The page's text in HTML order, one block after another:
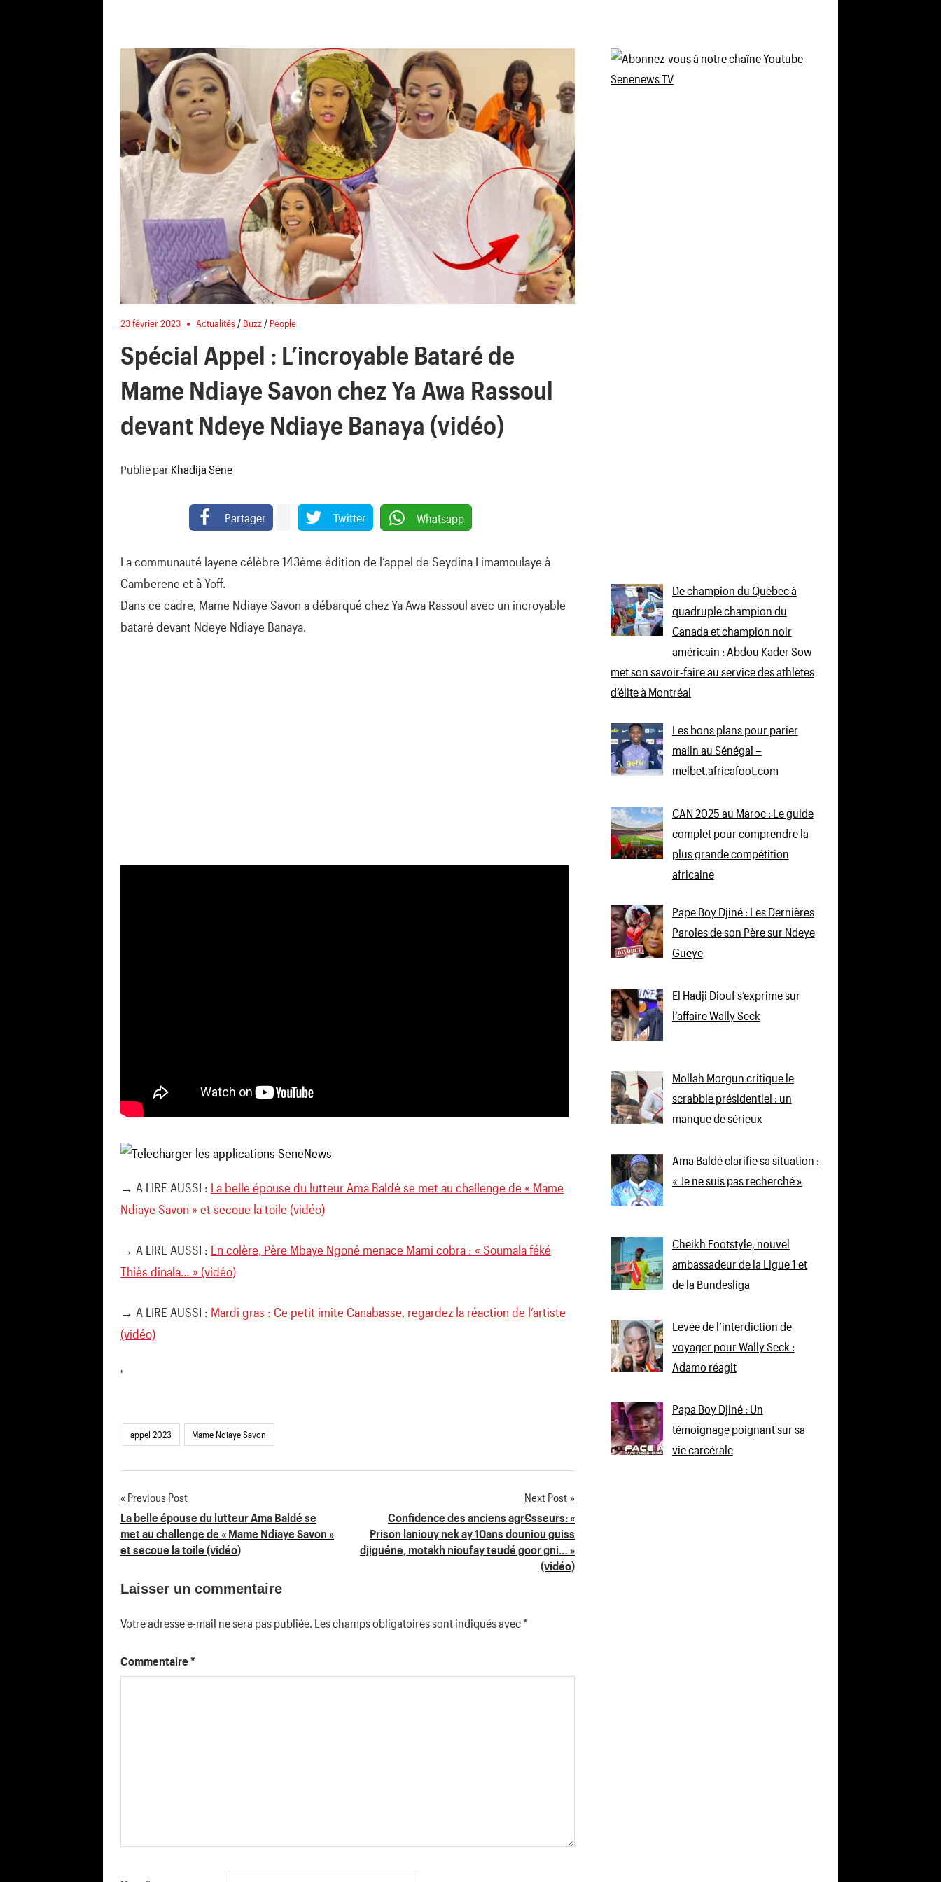
23 février 2023 Actualités/ Buzz/ People
Spécial Appel : L’incroyable Bataré de
Mame Ndiaye Savon chez Ya Awa Rassoul
devant Ndeye Ndiaye Banaya (vidéo)
Publié par Khadija Séne
Partager Twitter Whatsapp
La communauté layene célèbre 143ème édition de l’appel de Seydina Limamoulaye à
Camberene et à Yoff.
Dans ce cadre, Mame Ndiaye Savon a débarqué chez Ya Awa Rassoul avec un incroyable
bataré devant Ndeye Ndiaye Banaya.
→ A LIRE AUSSI : La belle épouse du lutteur Ama Baldé se met au challenge de « Mame
Ndiaye Savon » et secoue la toile (vidéo)
→ A LIRE AUSSI : En colère, Père Mbaye Ngoné menace Mami cobra : « Soumala féké
Thiès dinala… » (vidéo)
→ A LIRE AUSSI : Mardi gras : Ce petit imite Canabasse, regardez la réaction de l’artiste
(vidéo)
'
appel 2023 Mame Ndiaye Savon
Navigation
de
Previous Post
La belle épouse du lutteur Ama Baldé se
met au challenge de « Mame Ndiaye Savon »
et secoue la toile (vidéo)
Next Post
Confidence des anciens agr€sseurs: «
Prison laniouy nek ay 10ans douniou guiss
djiguéne, motakh nioufay teudé goor gni… »
(vidéo)
Laisser un commentaire
Votre adresse e-mail ne sera pas publiée. Les champs obligatoires sont indiqués avec*
Commentaire *
De champion du Québec à
quadruple champion du
Canada et champion noir
américain : Abdou Kader Sow
met son savoir-faire au service des athlètes
d’élite à Montréal
Les bons plans pour parier
malin au Sénégal –
melbet.africafoot.com
CAN 2025 au Maroc : Le guide
complet pour comprendre la
plus grande compétition
africaine
Pape Boy Djiné : Les Dernières
Paroles de son Père sur Ndeye
Gueye
El Hadji Diouf s’exprime sur
l’affaire Wally Seck
Mollah Morgun critique le
scrabble présidentiel : un
manque de sérieux
Ama Baldé clarifie sa situation :
« Je ne suis pas recherché »
Cheikh Footstyle, nouvel
ambassadeur de la Ligue 1 et
de la Bundesliga
Levée de l’interdiction de
voyager pour Wally Seck :
Adamo réagit
Papa Boy Djiné : Un
témoignage poignant sur sa
vie carcérale